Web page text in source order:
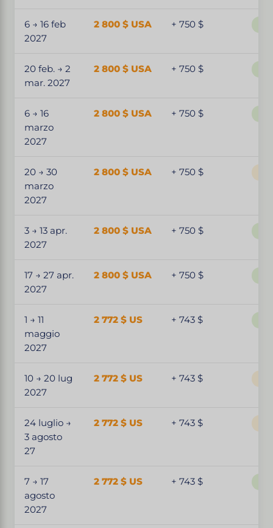
6 → 16 feb
2027
2 800 $ USA + 750 $
20 feb. → 2
mar. 2027
2 800 $ USA + 750 $
6 → 16
marzo
2027
2 800 $ USA + 750 $
20 → 30
marzo
2027
2 800 $ USA + 750 $
3 → 13 apr.
2027
2 800 $ USA + 750 $
17 → 27 apr.
2027
2 800 $ USA + 750 $
1 → 11
maggio
2027
2 772 $ US + 743 $
10 → 20 lug
2027
2 772 $ US + 743 $
24 luglio →
3 agosto
27
2 772 $ US + 743 $
7 → 17
agosto
2027
2 772 $ US + 743 $